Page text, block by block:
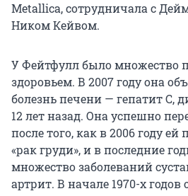
Metallica, сотрудничала с
Ником Кейвом.
У Фейтфулл было множество
здоровьем. В 2007 году она
болезнь печени — гепатит С,
12 лет назад. Она успешно
после того, как в 2006 году
«рак груди», и в последние
множество заболеваний
артрит. В начале 1970-х годов